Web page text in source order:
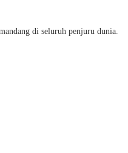
di seluruh penjuru dunia.